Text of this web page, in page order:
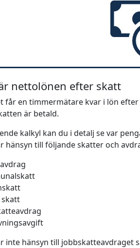
nettolönen efter skatt
får en timmermätare kvar i lön
är betald.
kalkyl kan du i detalj se var
hänsyn till följande skatter och
inte hänsyn till jobbskatteavdraget